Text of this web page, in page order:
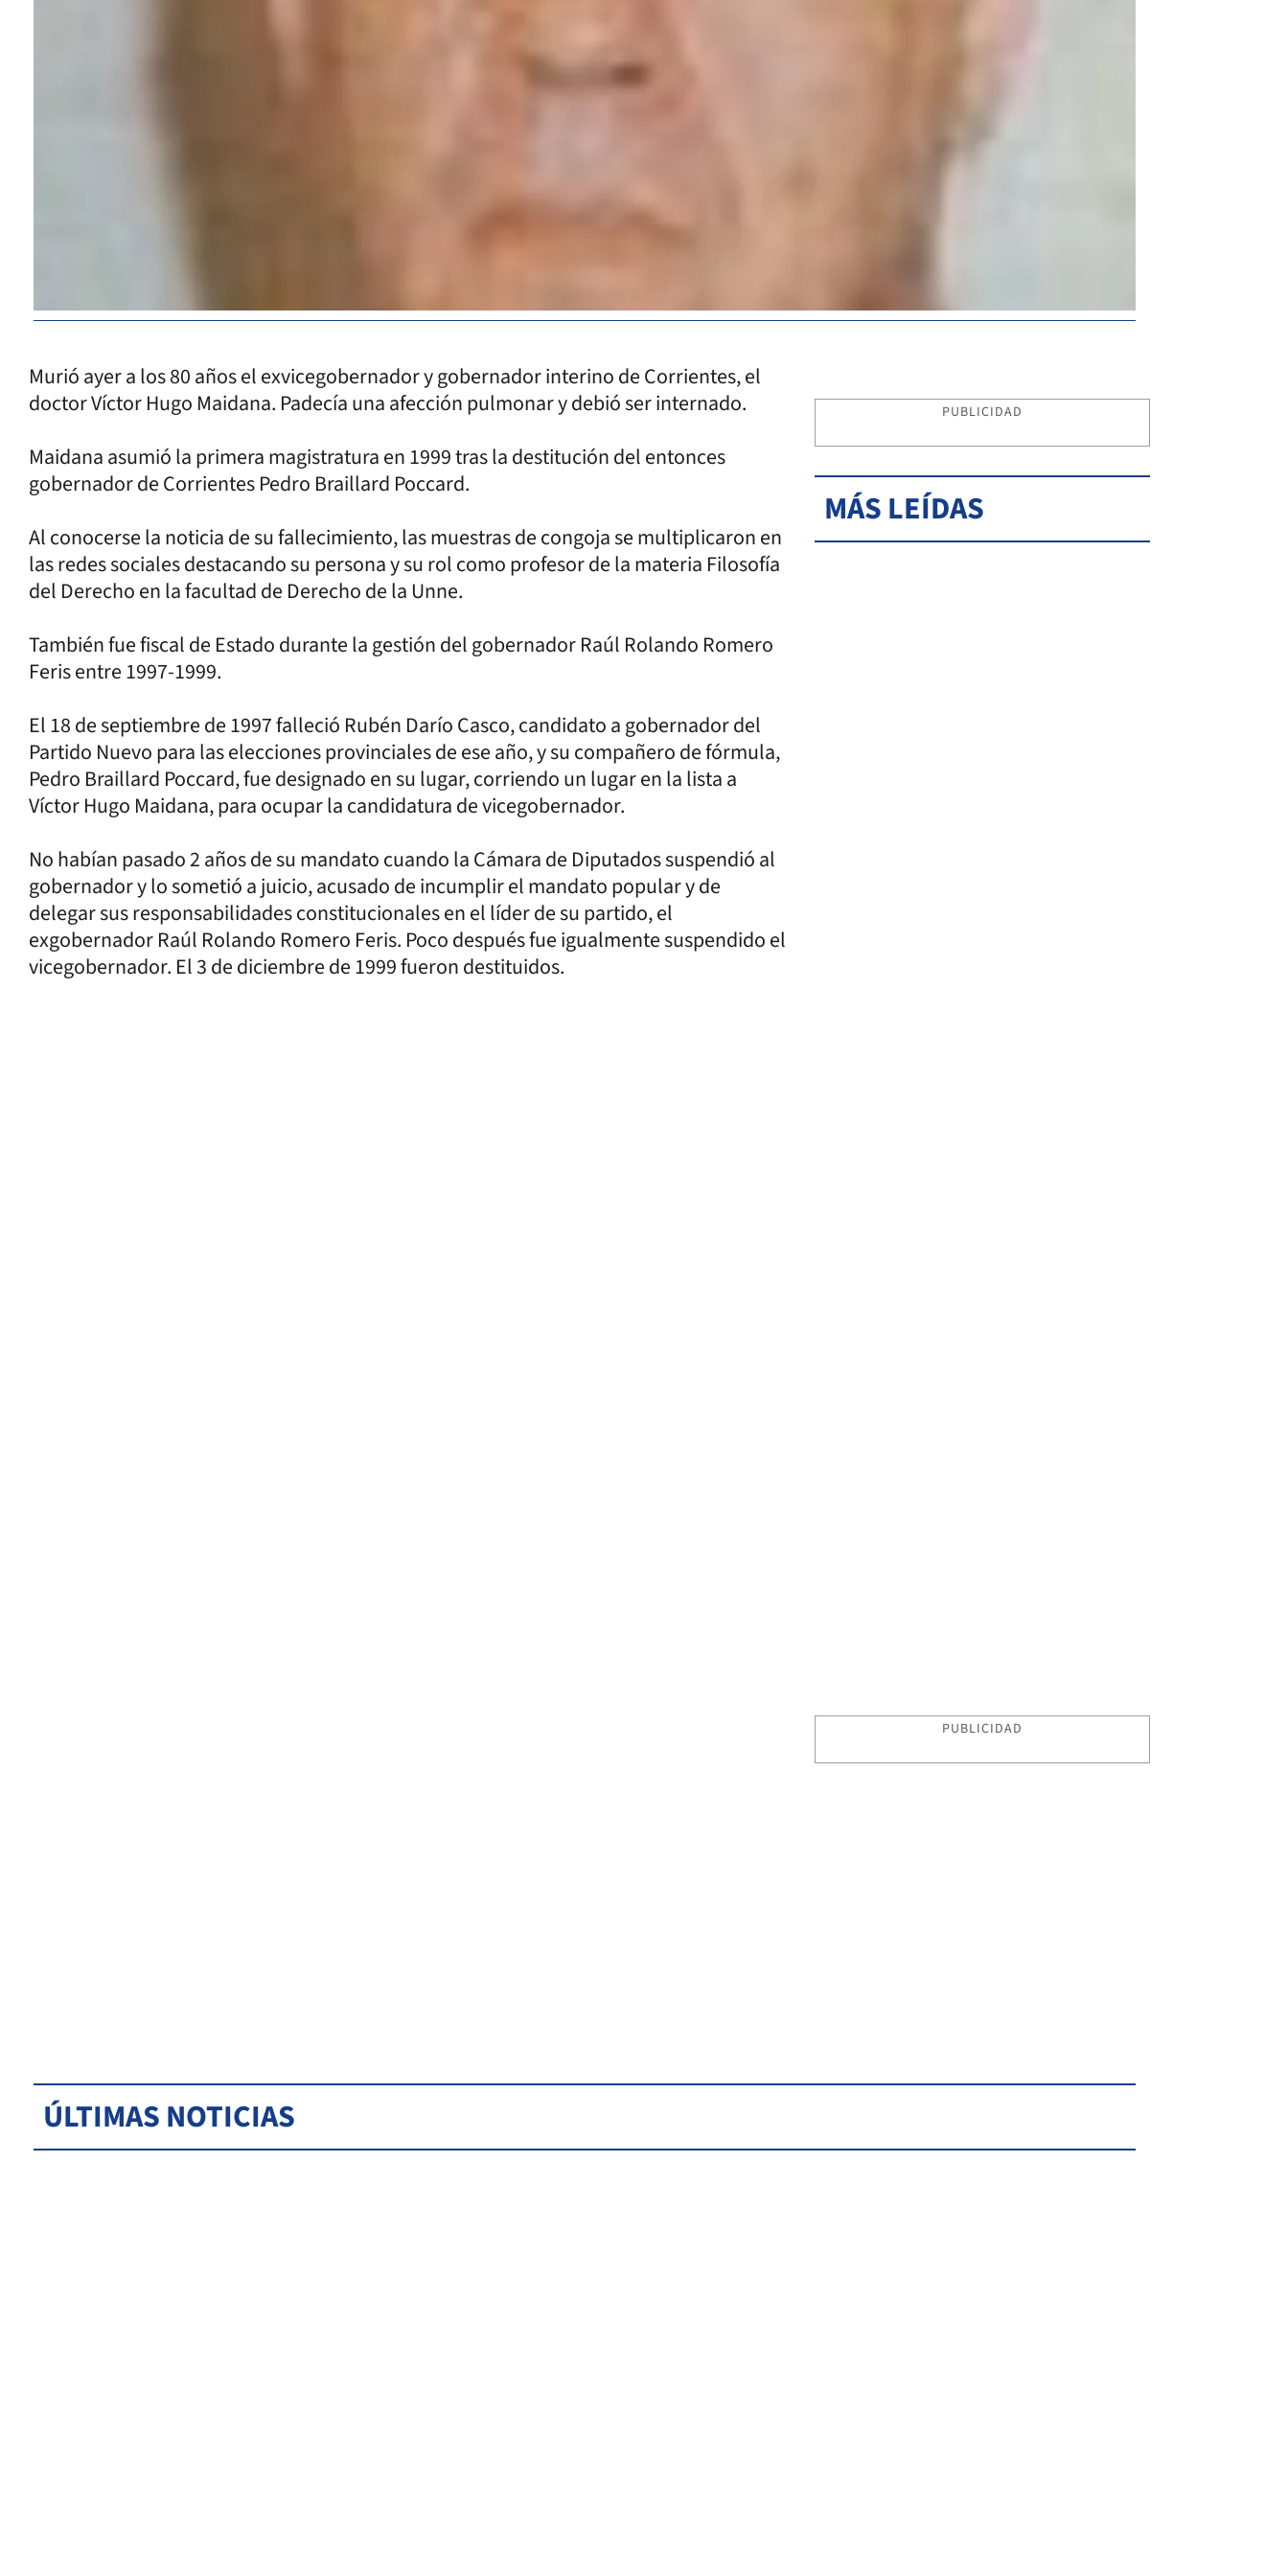
Murió ayer a los 80 años el exvicegobernador y gobernador interino de Corrientes, el
doctor Víctor Hugo Maidana. Padecía una afección pulmonar y debió ser internado.
Maidana asumió la primera magistratura en 1999 tras la destitución del entonces
gobernador de Corrientes Pedro Braillard Poccard.
Al conocerse la noticia de su fallecimiento, las muestras de congoja se multiplicaron en
las redes sociales destacando su persona y su rol como profesor de la materia Filosofía
del Derecho en la facultad de Derecho de la Unne.
También fue fiscal de Estado durante la gestión del gobernador Raúl Rolando Romero
Feris entre 1997-1999.
El 18 de septiembre de 1997 falleció Rubén Darío Casco, candidato a gobernador del
Partido Nuevo para las elecciones provinciales de ese año, y su compañero de fórmula,
Pedro Braillard Poccard, fue designado en su lugar, corriendo un lugar en la lista a
Víctor Hugo Maidana, para ocupar la candidatura de vicegobernador.
No habían pasado 2 años de su mandato cuando la Cámara de Diputados suspendió al
gobernador y lo sometió a juicio, acusado de incumplir el mandato popular y de
delegar sus responsabilidades constitucionales en el líder de su partido, el
exgobernador Raúl Rolando Romero Feris. Poco después fue igualmente suspendido el
vicegobernador. El 3 de diciembre de 1999 fueron destituidos.
PUBLICIDAD
MÁS LEÍDAS
PUBLICIDAD
ÚLTIMAS NOTICIAS